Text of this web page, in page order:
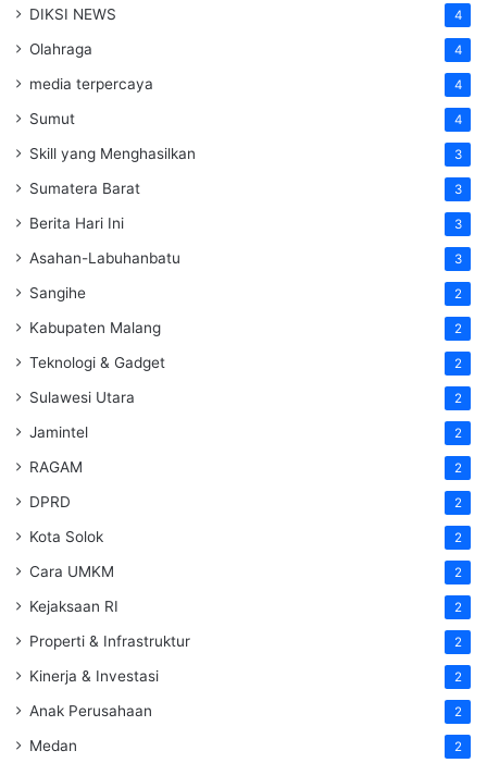
DIKSI NEWS 4
Olahraga 4
media terpercaya 4
Sumut 4
Skill yang Menghasilkan 3
Sumatera Barat 3
Berita Hari Ini 3
Asahan-Labuhanbatu 3
Sangihe 2
Kabupaten Malang 2
Teknologi & Gadget 2
Sulawesi Utara 2
Jamintel 2
RAGAM 2
DPRD 2
Kota Solok 2
Cara UMKM 2
Kejaksaan RI 2
Properti & Infrastruktur 2
Kinerja & Investasi 2
Anak Perusahaan 2
Medan 2